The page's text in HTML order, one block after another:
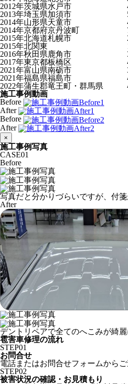
2012年茨城県水戸市
2013年埼玉県加須市
2014年山形県天童市
2014年京都府京丹波町
2015年北海道札幌市
2015年北関東
2016年秋田県鹿角市
2017年東京都板橋区
2021年富山県南砺市
2021年福島県福島市
2022年蒲生郡竜王町・群馬県
施工事例動画
Before
After
Before
After
×
施工事例写真
CASE01
Before
写真だと分かりづらいですが、付
After
デントリペアで全てのへこみが綺
雹害車修理の流れ
STEP01
お問合せ
電話またはお問合せフォームからご
STEP02
被害状況の確認・お見積もり